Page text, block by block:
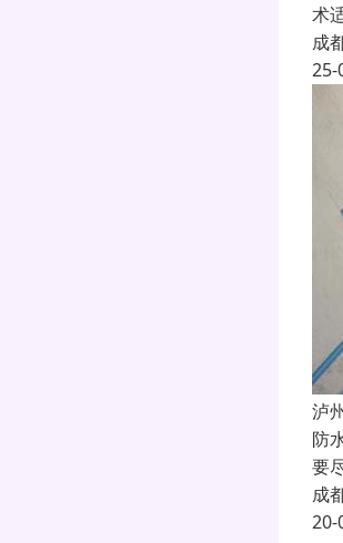
术
成
25-
泸
防
要
成
20-